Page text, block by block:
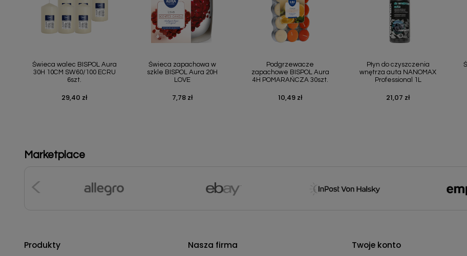
Świeca walec BISPOL Aura
30H 10CM SW60/100 ECRU
6szt.
Cena
29,40 zł
Świeca zapachowa w
szkle BISPOL Aura 20H
LOVE
Cena
7,78 zł
Podgrzewacze
zapachowe BISPOL Aura
4H POMARAŃCZA 30szt.
Cena
10,49 zł
Płyn do czyszczenia
wnętrza auta NANOMAX
Professional 1L
Cena
21,07 zł
Marketplace
Produkty Nasza firma Twoje konto